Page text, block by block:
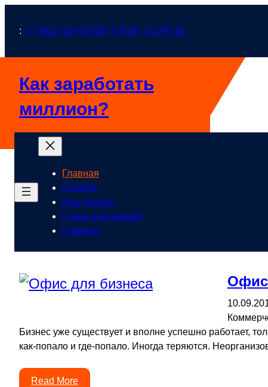
: +7 (902) 524-55-00+7 (924) 731-97-01
Как заработать
миллион?
Главная
О сайте
Ищу бизнес
Стань партнером!
Главная
Офис
Бизнес уже существует и вполне успешно работает,
как-попало и где-попало. Иногда теряются.
Read More